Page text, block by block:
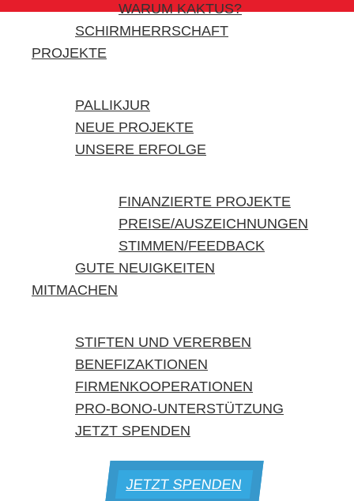
WARUM KAKTUS?
SCHIRMHERRSCHAFT
PROJEKTE
PALLIKJUR
NEUE PROJEKTE
UNSERE ERFOLGE
FINANZIERTE PROJEKTE
PREISE/AUSZEICHNUNGEN
STIMMEN/FEEDBACK
GUTE NEUIGKEITEN
MITMACHEN
STIFTEN UND VERERBEN
BENEFIZAKTIONEN
FIRMENKOOPERATIONEN
PRO-BONO-UNTERSTÜTZUNG
JETZT SPENDEN
JETZT SPENDEN